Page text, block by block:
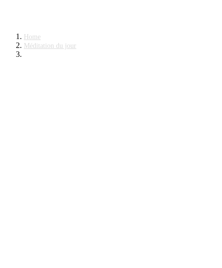
Home
Méditation du jour